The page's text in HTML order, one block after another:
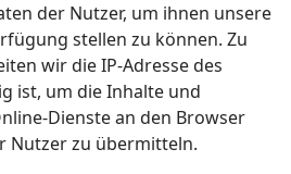
der Nutzer, um ihnen unsere
stellen zu können. Zu
wir die IP-Adresse des
ist, um die Inhalte und
Dienste an den Browser
Nutzer zu übermitteln.